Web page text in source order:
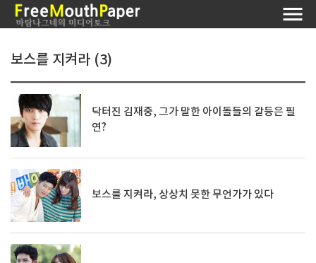
보스를 지켜라 (3)
닥터진 김재중, 그가 말한 아이돌들의 갈등은 필
연?
보스를 지켜라, 상상치 못한 무언가가 있다